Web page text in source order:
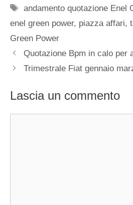
Tag
andamento quotazione Enel
enel green power, piazza affari,
Green Power
Quotazione Bpm in calo per
Trimestrale Fiat gennaio
Lascia un commento